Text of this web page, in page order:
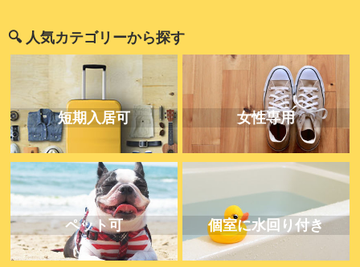
🔍 人気カテゴリーから探す
短期入居可 女性専用
ペット可 個室に水回り付き